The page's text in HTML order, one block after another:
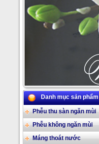
Danh mục sản phẩm
Phễu thu sàn ngăn mùi
Phễu không ngăn mùi
Máng thoát nước